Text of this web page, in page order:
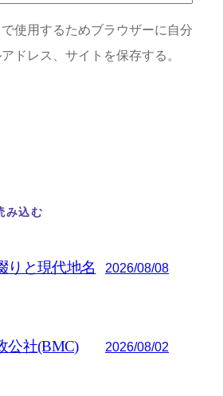
使用するためブラウザーに自分
ドレス、サイトを保存する。
み込む
りと現代地名 2026/08/08
公社(BMC) 2026/08/02